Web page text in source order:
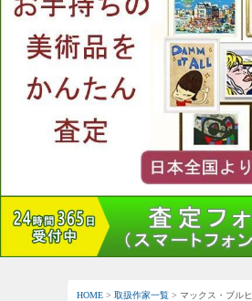
HOME > 取扱作家一覧 > マックス・ブル